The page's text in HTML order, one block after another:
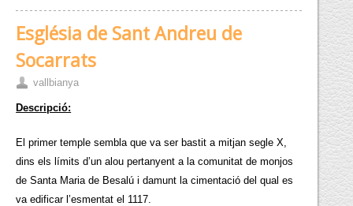
Església de Sant Andreu de
Socarrats
vallbianya
Descripció:
El primer temple sembla que va ser bastit a mitjan segle X,
dins els límits d’un alou pertanyent a la comunitat de monjos
de Santa Maria de Besalú i damunt la cimentació del qual es
va edificar l’esmentat el 1117.